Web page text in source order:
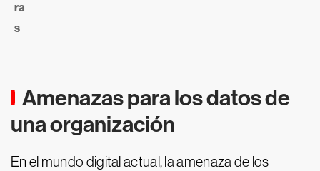
ra
s
Amenazas para los datos de
una organización
En el mundo digital actual, la amenaza de los